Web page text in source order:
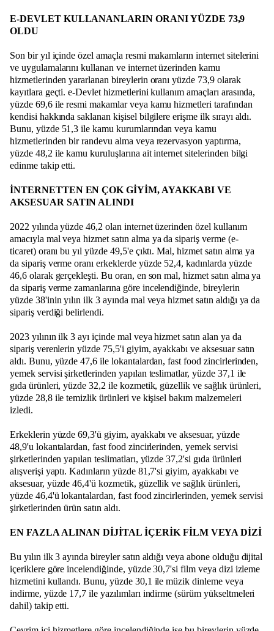
E-DEVLET KULLANANLARIN ORANI YÜZDE 73,9
OLDU
Son bir yıl içinde özel amaçla resmi makamların internet sitelerini
ve uygulamalarını kullanan ve internet üzerinden kamu
hizmetlerinden yararlanan bireylerin oranı yüzde 73,9 olarak
kayıtlara geçti. e-Devlet hizmetlerini kullanım amaçları arasında,
yüzde 69,6 ile resmi makamlar veya kamu hizmetleri tarafından
kendisi hakkında saklanan kişisel bilgilere erişme ilk sırayı aldı.
Bunu, yüzde 51,3 ile kamu kurumlarından veya kamu
hizmetlerinden bir randevu alma veya rezervasyon yaptırma,
yüzde 48,2 ile kamu kuruluşlarına ait internet sitelerinden bilgi
edinme takip etti.
İNTERNETTEN EN ÇOK GİYİM, AYAKKABI VE
AKSESUAR SATIN ALINDI
2022 yılında yüzde 46,2 olan internet üzerinden özel kullanım
amacıyla mal veya hizmet satın alma ya da sipariş verme (e-
ticaret) oranı bu yıl yüzde 49,5'e çıktı. Mal, hizmet satın alma ya
da sipariş verme oranı erkeklerde yüzde 52,4, kadınlarda yüzde
46,6 olarak gerçekleşti. Bu oran, en son mal, hizmet satın alma ya
da sipariş verme zamanlarına göre incelendiğinde, bireylerin
yüzde 38'inin yılın ilk 3 ayında mal veya hizmet satın aldığı ya da
sipariş verdiği belirlendi.
2023 yılının ilk 3 ayı içinde mal veya hizmet satın alan ya da
sipariş verenlerin yüzde 75,5'i giyim, ayakkabı ve aksesuar satın
aldı. Bunu, yüzde 47,6 ile lokantalardan, fast food zincirlerinden,
yemek servisi şirketlerinden yapılan teslimatlar, yüzde 37,1 ile
gıda ürünleri, yüzde 32,2 ile kozmetik, güzellik ve sağlık ürünleri,
yüzde 28,8 ile temizlik ürünleri ve kişisel bakım malzemeleri
izledi.
Erkeklerin yüzde 69,3'ü giyim, ayakkabı ve aksesuar, yüzde
48,9'u lokantalardan, fast food zincirlerinden, yemek servisi
şirketlerinden yapılan teslimatları, yüzde 37,2'si gıda ürünleri
alışverişi yaptı. Kadınların yüzde 81,7'si giyim, ayakkabı ve
aksesuar, yüzde 46,4'ü kozmetik, güzellik ve sağlık ürünleri,
yüzde 46,4'ü lokantalardan, fast food zincirlerinden, yemek servisi
şirketlerinden ürün satın aldı.
EN FAZLA ALINAN DİJİTAL İÇERİK FİLM VEYA DİZİ
Bu yılın ilk 3 ayında bireyler satın aldığı veya abone olduğu dijital
içeriklere göre incelendiğinde, yüzde 30,7'si film veya dizi izleme
hizmetini kullandı. Bunu, yüzde 30,1 ile müzik dinleme veya
indirme, yüzde 17,7 ile yazılımları indirme (sürüm yükseltmeleri
dahil) takip etti.